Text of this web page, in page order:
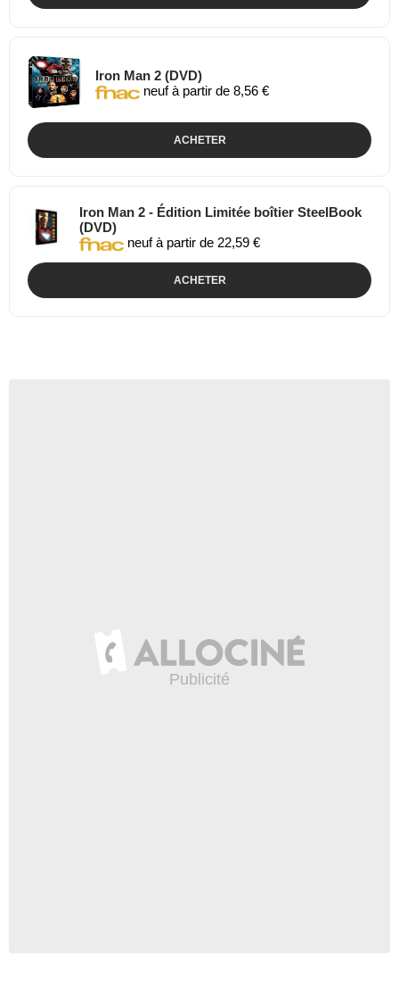
Iron Man 2 (DVD)
neuf à partir de 8,56 €
ACHETER
Iron Man 2 - Édition Limitée boîtier SteelBook
(DVD)
neuf à partir de 22,59 €
ACHETER